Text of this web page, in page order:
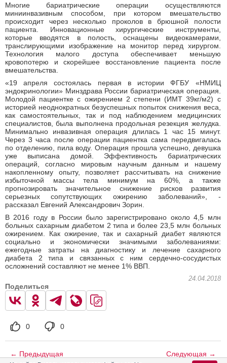
Многие бариатрические операции осуществляются
миниинвазивным способом, при котором вмешательство
происходит через несколько проколов в брюшной полости
пациента. Инновационные хирургические инструменты,
которые вводятся в полость, оснащены видеокамерами,
транслирующими изображение на монитор перед хирургом.
Технология малого доступа обеспечивает меньшую
кровопотерю и скорейшее восстановление пациента после
вмешательства.
«19 апреля состоялась первая в истории ФГБУ «НМИЦ
эндокринологии» Минздрава России бариатрическая операция.
Молодой пациентке с ожирением 2 степени (ИМТ 39кг/м2) с
историей неоднократных безуспешных попыток снижения веса,
как самостоятельных, так и под наблюдением медицинских
специалистов, была выполнена продольная резекция желудка.
Минимально инвазивная операция длилась 1 час 15 минут.
Через 3 часа после операции пациентка сама передвигалась
по отделению, пила воду. Операция прошла успешно, девушка
уже выписана домой. Эффективность бариатрических
операций, согласно мировым научным данным и нашему
накопленному опыту, позволяет рассчитывать на снижение
избыточной массы тела минимум на 60%, а также
прогнозировать значительное снижение рисков развития
серьезных сопутствующих ожирению заболеваний», -
рассказал Евгений Александрович Зорин.
В 2016 году в России было зарегистрировано около 4,5 млн
больных сахарным диабетом 2 типа и более 23,5 млн больных
ожирением. Как ожирение, так и сахарный диабет являются
социально и экономически значимыми заболеваниями:
ежегодные затраты на диагностику и лечение сахарного
диабета 2 типа и связанных с ним сердечно-сосудистых
осложнений составляют не менее 1% ВВП.
24.04.2018
Поделиться
0 0
← Предыдущая Следующая →